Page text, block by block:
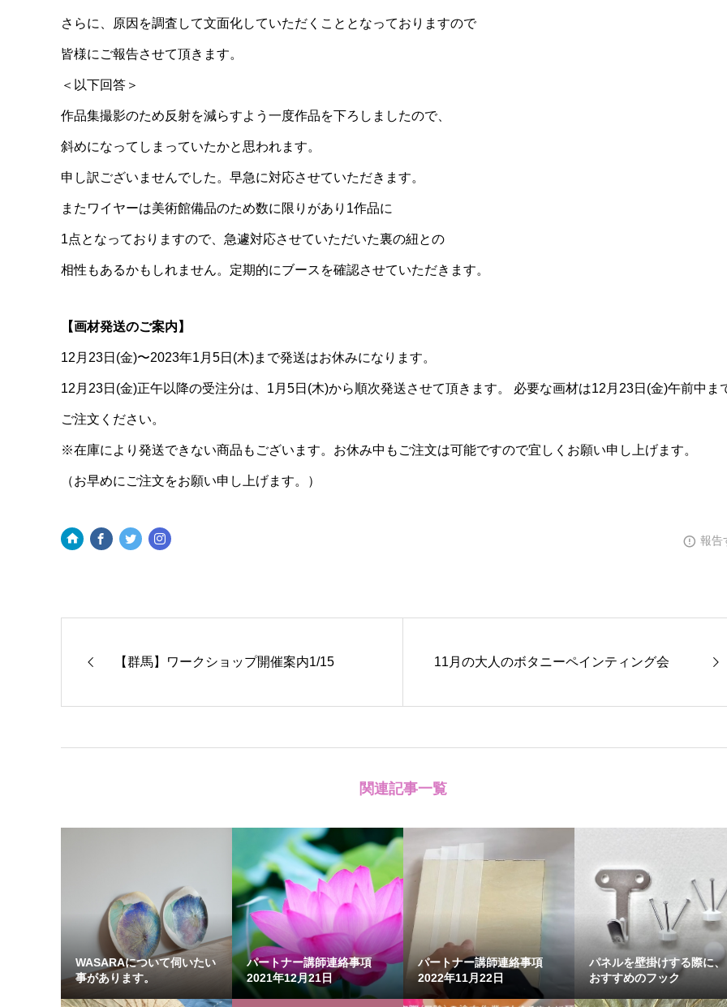
さらに、原因を調査して文面化していただくこととなっておりますので
皆様にご報告させて頂きます。
＜以下回答＞
作品集撮影のため反射を減らすよう一度作品を下ろしましたので、
斜めになってしまっていたかと思われます。
申し訳ございませんでした。早急に対応させていただきます。
またワイヤーは美術館備品のため数に限りがあり1作品に
1点となっておりますので、急遽対応させていただいた裏の紐との
相性もあるかもしれません。定期的にブースを確認させていただきます。
【画材発送のご案内】
12月23日(金)〜2023年1月5日(木)まで発送はお休みになります。
12月23日(金)正午以降の受注分は、1月5日(木)から順次発送させて頂きます。 必要な画材は12月23日(金)午前中ま
ご注文ください。
※在庫により発送できない商品もございます。お休み中もご注文は可能ですので宜しくお願い申し上げます。
（お早めにご注文をお願い申し上げます。）
報告
【群馬】ワークショップ開催案内1/15 11月の大人のボタニーペインティング会
関連記事一覧
WASARAについて伺いたい
事があります。
パートナー講師連絡事項
2021年12月21日
パートナー講師連絡事項
2022年11月22日
パネルを壁掛けする際に、
おすすめのフック